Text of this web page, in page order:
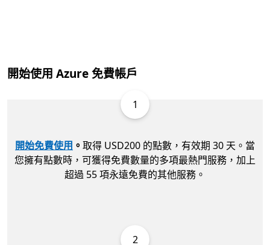
開始使用 Azure 免費帳戶
1
開始免費使用 。 取得 USD200 的點數，有效期 30 天。當
您擁有點數時，可獲得免費數量的多項最熱門服務，加上
超過 55 項永遠免費的其他服務。
2